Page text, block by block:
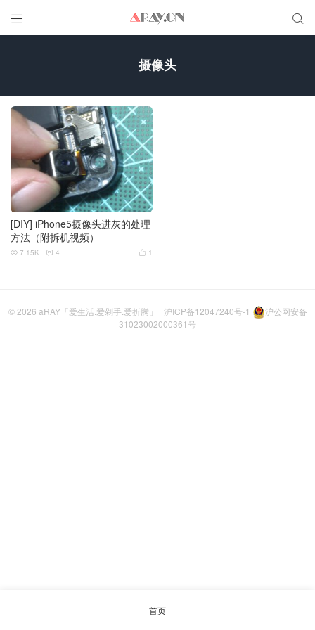
 
摄像头
[DIY] iPhone5摄像头进灰的处理
方法（附拆机视频）
 1
 7.15K  4
© 2026 aRAY「爱生活.爱剁手.爱折腾」 沪ICP备12047240号-1
沪公网安备
31023002000361号
首页